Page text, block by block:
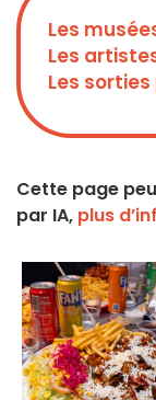
Les
Les
Les
Cette page
par IA, plus